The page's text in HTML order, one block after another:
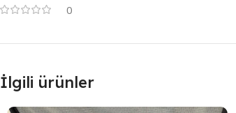
0
İlgili ürünler